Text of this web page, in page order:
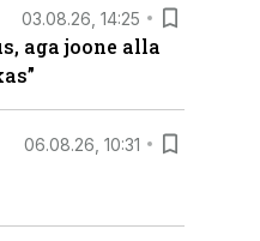
03.08.26, 14:25
aga joone alla
06.08.26, 10:31